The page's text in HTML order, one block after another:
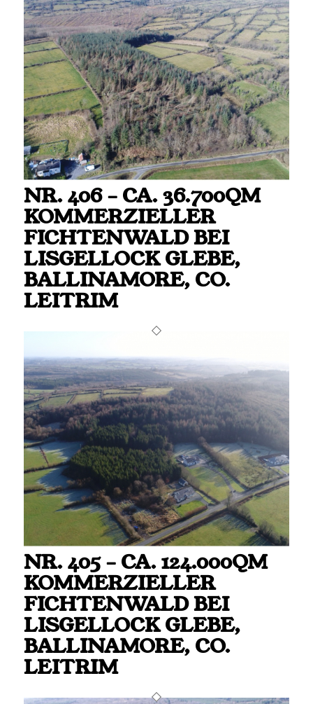
NR. 406 – CA. 36.700QM
KOMMERZIELLER
FICHTENWALD BEI
LISGELLOCK GLEBE,
BALLINAMORE, CO.
LEITRIM
NR. 405 – CA. 124.000QM
KOMMERZIELLER
FICHTENWALD BEI
LISGELLOCK GLEBE,
BALLINAMORE, CO.
LEITRIM